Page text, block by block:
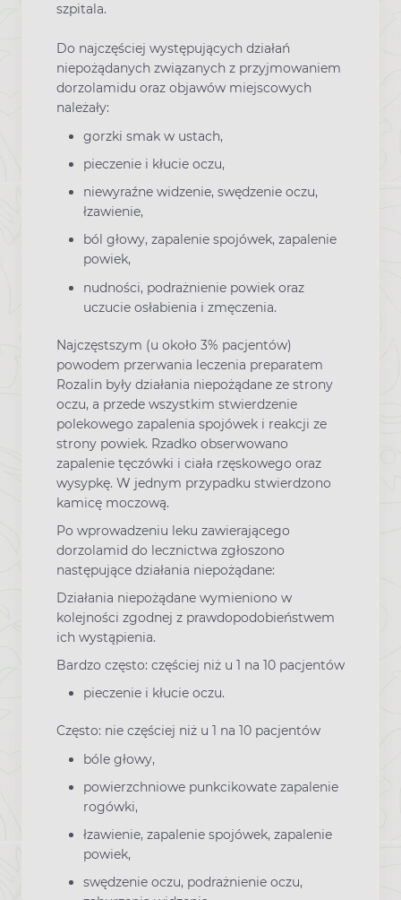
szpitala.
Do najczęściej występujących działań
niepożądanych związanych z przyjmowaniem
dorzolamidu oraz objawów miejscowych
należały:
gorzki smak w ustach,
pieczenie i kłucie oczu,
niewyraźne widzenie, swędzenie oczu,
łzawienie,
ból głowy, zapalenie spojówek, zapalenie
powiek,
nudności, podrażnienie powiek oraz
uczucie osłabienia i zmęczenia.
Najczęstszym (u około 3% pacjentów)
powodem przerwania leczenia preparatem
Rozalin były działania niepożądane ze strony
oczu, a przede wszystkim stwierdzenie
polekowego zapalenia spojówek i reakcji ze
strony powiek. Rzadko obserwowano
zapalenie tęczówki i ciała rzęskowego oraz
wysypkę. W jednym przypadku stwierdzono
kamicę moczową.
Po wprowadzeniu leku zawierającego
dorzolamid do lecznictwa zgłoszono
następujące działania niepożądane:
Działania niepożądane wymieniono w
kolejności zgodnej z prawdopodobieństwem
ich wystąpienia.
Bardzo często: częściej niż u 1 na 10 pacjentów
pieczenie i kłucie oczu.
Często: nie częściej niż u 1 na 10 pacjentów
bóle głowy,
powierzchniowe punkcikowate zapalenie
rogówki,
łzawienie, zapalenie spojówek, zapalenie
powiek,
swędzenie oczu, podrażnienie oczu,